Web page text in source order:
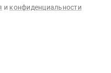
и конфиденциальности